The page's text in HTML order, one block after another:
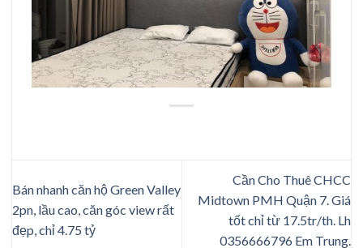
Bán nhanh căn hộ Green Valley
2pn, lầu cao, căn góc view rất
đẹp, chỉ 4.75 tỷ
Cần Cho Thuê CHCC
Midtown PMH Quận 7. Giá
tốt chỉ từ 17.5tr/th. Lh
0356666796 Em Trung.